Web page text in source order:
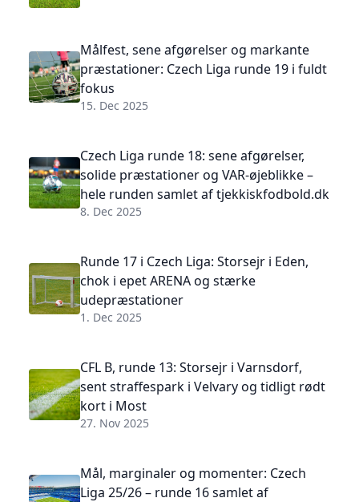
Målfest, sene afgørelser og markante
præstationer: Czech Liga runde 19 i fuldt
fokus
15. Dec 2025
Czech Liga runde 18: sene afgørelser,
solide præstationer og VAR-øjeblikke –
hele runden samlet af tjekkiskfodbold.dk
8. Dec 2025
Runde 17 i Czech Liga: Storsejr i Eden,
chok i epet ARENA og stærke
udepræstationer
1. Dec 2025
CFL B, runde 13: Storsejr i Varnsdorf,
sent straffespark i Velvary og tidligt rødt
kort i Most
27. Nov 2025
Mål, marginaler og momenter: Czech
Liga 25/26 – runde 16 samlet af